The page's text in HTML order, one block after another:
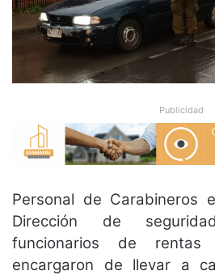
Publicidad
Personal de Carabineros
Dirección de
funcionarios de
encargaron de llevar a